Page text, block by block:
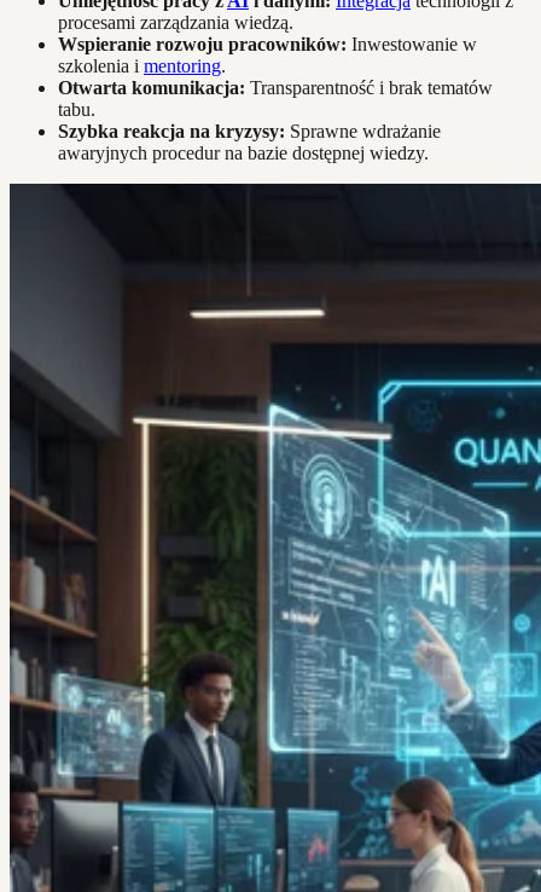
procesami zarządzania wiedzą.
Wspieranie rozwoju pracowników: Inwestowanie w
szkolenia i mentoring.
Otwarta komunikacja: Transparentność i brak tematów
tabu.
Szybka reakcja na kryzysy: Sprawne wdrażanie
awaryjnych procedur na bazie dostępnej wiedzy.